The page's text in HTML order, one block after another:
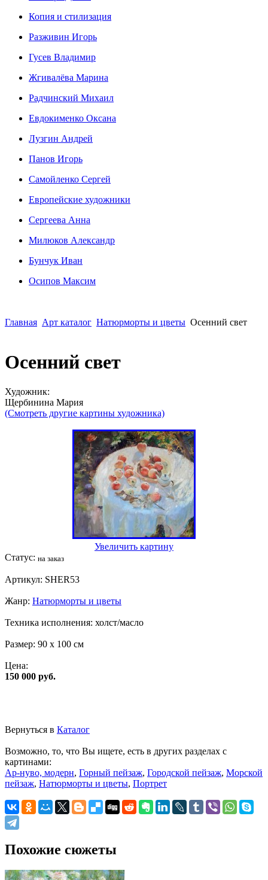
Копия и стилизация
Разживин Игорь
Гусев Владимир
Жгивалёва Марина
Радчинский Михаил
Евдокименко Оксана
Лузгин Андрей
Панов Игорь
Сaмoйленко Сергей
Европейские художники
Сергеева Анна
Милюков Александр
Бунчук Иван
Осипoв Максим
Главная Арт каталог Натюрморты и цветы Осенний свет
Осенний свет
Художник:
Щербинина Мария
(Смотреть другие картины художника)
Увеличить картину
Статус: на заказ
Артикул: SHER53
Жанр: Натюрморты и цветы
Техника исполнения: холст/масло
Размер: 90 x 100 см
Цена:
150 000 руб.
Вернуться в Каталог
Возможно, то, что Вы ищете, есть в других разделах с
картинами:
Ар-нуво, модерн, Горный пейзаж, Городской пейзаж, Морской
пейзаж, Натюрморты и цветы, Портрет
Похожие сюжеты